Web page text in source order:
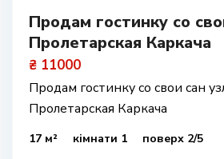
Продам гостинку со
Пролетарская Каркача
₴ 11000
Продам гостинку со свои сан
Пролетарская Каркача
17 м² кімнати 1 поверх 2/5